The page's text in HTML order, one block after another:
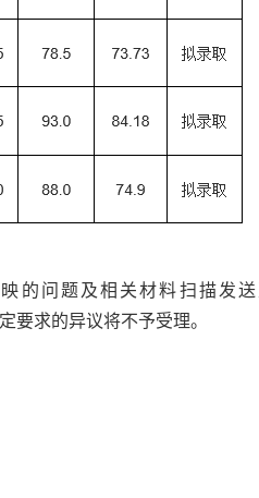
的问题及相关材料扫描发送
要求的异议将不予受理。